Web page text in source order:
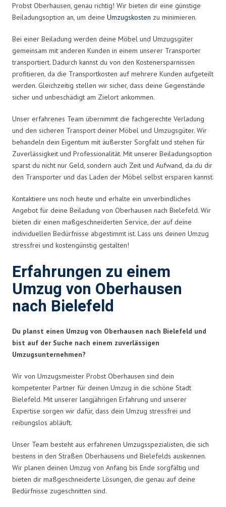
Probst Oberhausen, genau richtig! Wir bieten dir eine günstige
Beiladungsoption an, um deine Umzugskosten zu minimieren.
Bei einer Beiladung werden deine Möbel und Umzugsgüter
gemeinsam mit anderen Kunden in einem unserer Transporter
transportiert. Dadurch kannst du von den Kostenersparnissen
profitieren, da die Transportkosten auf mehrere Kunden aufgeteilt
werden. Gleichzeitig stellen wir sicher, dass deine Gegenstände
sicher und unbeschädigt am Zielort ankommen.
Unser erfahrenes Team übernimmt die fachgerechte Verladung
und den sicheren Transport deiner Möbel und Umzugsgüter. Wir
behandeln dein Eigentum mit äußerster Sorgfalt und stehen für
Zuverlässigkeit und Professionalität. Mit unserer Beiladungsoption
sparst du nicht nur Geld, sondern auch Zeit und Aufwand, da du dir
den Transporter und das Laden der Möbel selbst ersparen kannst.
Kontaktiere uns noch heute und erhalte ein unverbindliches
Angebot für deine Beiladung von Oberhausen nach Bielefeld. Wir
bieten dir einen maßgeschneiderten Service, der auf deine
individuellen Bedürfnisse abgestimmt ist. Lass uns deinen Umzug
stressfrei und kostengünstig gestalten!
Erfahrungen zu einem
Umzug von Oberhausen
nach Bielefeld
Du planst einen Umzug von Oberhausen nach Bielefeld und
bist auf der Suche nach einem zuverlässigen
Umzugsunternehmen?
Wir von Umzugsmeister Probst Oberhausen sind dein
kompetenter Partner für deinen Umzug in die schöne Stadt
Bielefeld. Mit unserer langjährigen Erfahrung und unserer
Expertise sorgen wir dafür, dass dein Umzug stressfrei und
reibungslos abläuft.
Unser Team besteht aus erfahrenen Umzugsspezialisten, die sich
bestens in den Straßen Oberhausens und Bielefelds auskennen.
Wir planen deinen Umzug von Anfang bis Ende sorgfältig und
bieten dir maßgeschneiderte Lösungen, die genau auf deine
Bedürfnisse zugeschnitten sind.